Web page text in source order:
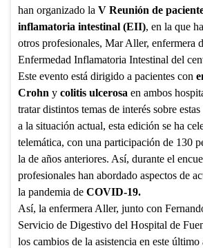
han organizado la V Reunión de
inflamatoria intestinal (EII), en la que
otros profesionales, Mar Aller, enfermera
Enfermedad Inflamatoria Intestinal del
Este evento está dirigido a pacientes con
Crohn y colitis ulcerosa en ambos
tratar distintos temas de interés sobre estas
a la situación actual, esta edición se ha
telemática, con una participación de 130
la de años anteriores. Así, durante el
profesionales han abordado aspectos de
la pandemia de COVID-19.
Así, la enfermera Aller, junto con
Servicio de Digestivo del Hospital de
los cambios de la asistencia en este último